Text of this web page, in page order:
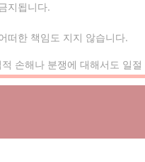
지됩니다.
떠한 책임도 지지 않습니다.
손해나 분쟁에 대해서도 일